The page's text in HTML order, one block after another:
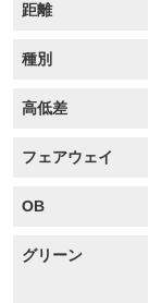
距離
種別
高低差
フェアウェイ
OB
グリーン